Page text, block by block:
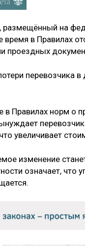
на
время в Правилах
проездных
перевозчика
в Правилах норм о
увеличивает
изменение
означает, что